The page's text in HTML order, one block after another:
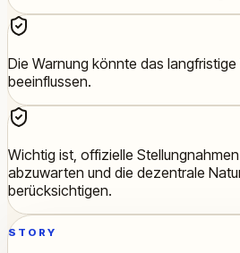
Die Warnung könnte das langfristige
beeinflussen.
Wichtig ist, offizielle
abzuwarten und die dezentrale
berücksichtigen.
STORY